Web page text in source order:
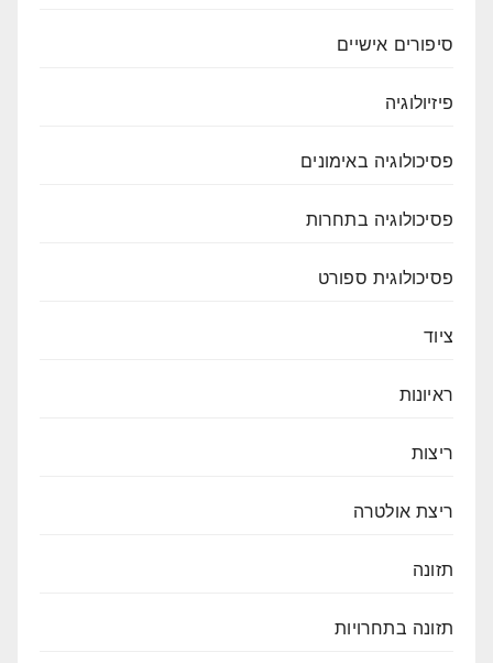
סיפורים אישיים
פיזיולוגיה
פסיכולוגיה באימונים
פסיכולוגיה בתחרות
פסיכולוגית ספורט
ציוד
ראיונות
ריצות
ריצת אולטרה
תזונה
תזונה בתחרויות